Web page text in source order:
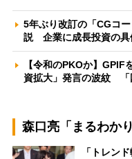
5年ぶり改訂の「CGコ
説 企業に成長投資の
【令和のPKOか】
資拡大」発言の波紋
森口亮「まるわか
「トレン